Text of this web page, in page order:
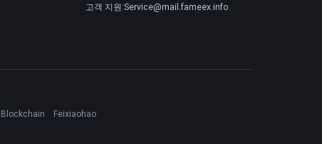
고객 지원:Service@mail.fameex.info
Blockchain
Feixiaohao